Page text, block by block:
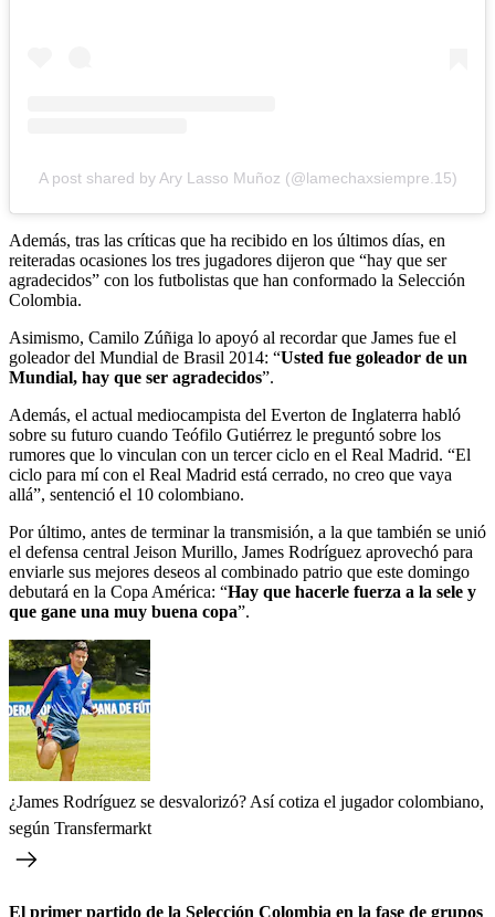
A post shared by Ary Lasso Muñoz (@lamechaxsiempre.15)
Además, tras las críticas que ha recibido en los últimos días, en
reiteradas ocasiones los tres jugadores dijeron que “hay que ser
agradecidos” con los futbolistas que han conformado la Selección
Colombia.
Asimismo, Camilo Zúñiga lo apoyó al recordar que James fue el
goleador del Mundial de Brasil 2014: “Usted fue goleador de un
Mundial, hay que ser agradecidos”.
Además, el actual mediocampista del Everton de Inglaterra habló
sobre su futuro cuando Teófilo Gutiérrez le preguntó sobre los
rumores que lo vinculan con un tercer ciclo en el Real Madrid. “El
ciclo para mí con el Real Madrid está cerrado, no creo que vaya
allá”, sentenció el 10 colombiano.
Por último, antes de terminar la transmisión, a la que también se unió
el defensa central Jeison Murillo, James Rodríguez aprovechó para
enviarle sus mejores deseos al combinado patrio que este domingo
debutará en la Copa América: “Hay que hacerle fuerza a la sele y
que gane una muy buena copa”.
¿James Rodríguez se desvalorizó? Así cotiza el jugador colombiano,
según Transfermarkt
El primer partido de la Selección Colombia en la fase de grupos